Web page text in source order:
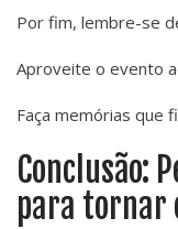
Por fim, lembre-se
Aproveite o evento
Faça memórias que
Conclusão:
para tornar